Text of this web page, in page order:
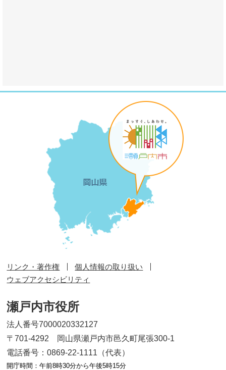
リンク・著作権
個人情報の取り扱い
ウェブアクセシビリティ
瀬戸内市役所
法人番号7000020332127
〒701-4292 岡山県瀬戸内市邑久町尾張300-1
電話番号：0869-22-1111（代表）
開庁時間：午前8時30分から午後5時15分